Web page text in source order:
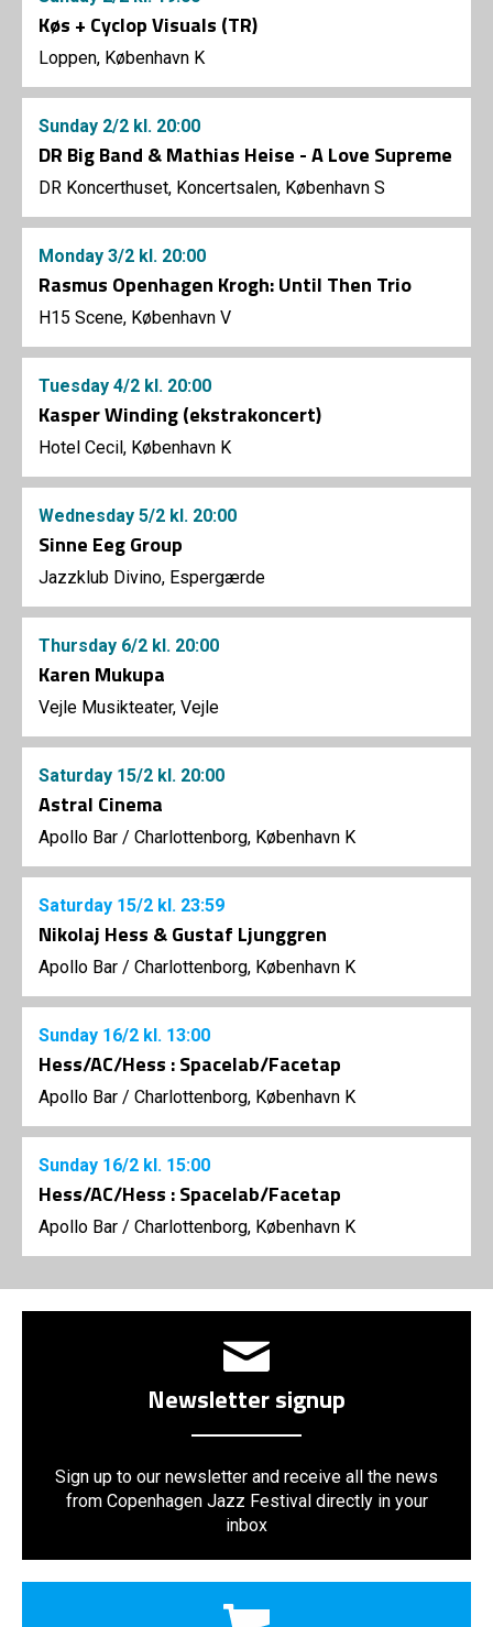
Køs + Cyclop Visuals (TR)
Loppen, København K
Sunday 2/2 kl. 20:00
DR Big Band & Mathias Heise - A Love Supreme
DR Koncerthuset, Koncertsalen, København S
Monday 3/2 kl. 20:00
Rasmus Openhagen Krogh: Until Then Trio
H15 Scene, København V
Tuesday 4/2 kl. 20:00
Kasper Winding (ekstrakoncert)
Hotel Cecil, København K
Wednesday 5/2 kl. 20:00
Sinne Eeg Group
Jazzklub Divino, Espergærde
Thursday 6/2 kl. 20:00
Karen Mukupa
Vejle Musikteater, Vejle
Saturday 15/2 kl. 20:00
Astral Cinema
Apollo Bar / Charlottenborg, København K
Saturday 15/2 kl. 23:59
Nikolaj Hess & Gustaf Ljunggren
Apollo Bar / Charlottenborg, København K
Sunday 16/2 kl. 13:00
Hess/AC/Hess : Spacelab/Facetap
Apollo Bar / Charlottenborg, København K
Sunday 16/2 kl. 15:00
Hess/AC/Hess : Spacelab/Facetap
Apollo Bar / Charlottenborg, København K
Newsletter signup
Sign up to our newsletter and receive all the news
from Copenhagen Jazz Festival directly in your
inbox